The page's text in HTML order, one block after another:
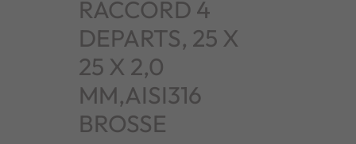
RACCORD 4
DEPARTS, 25 X
25 X 2,0
MM,AISI316
BROSSE